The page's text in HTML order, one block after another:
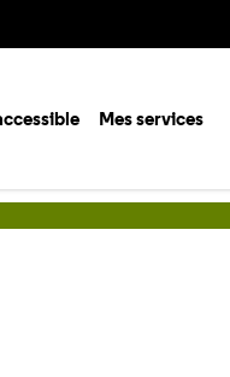
Mes services